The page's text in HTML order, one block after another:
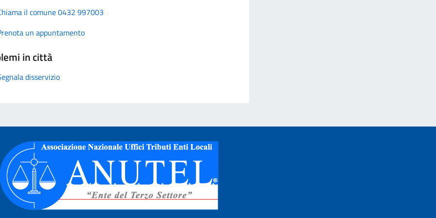
il comune 0432 997003
un appuntamento
in città
disservizio